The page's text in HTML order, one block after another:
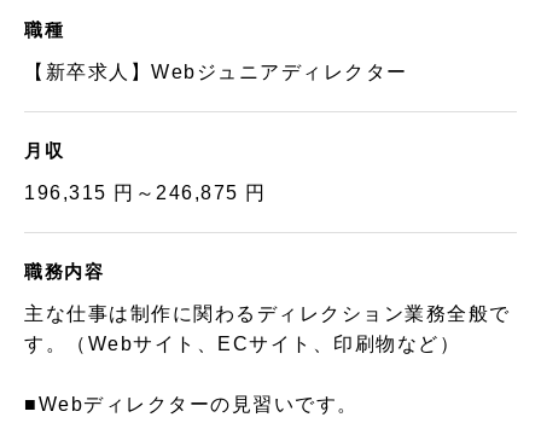
職種
【新卒求人】Webジュニアディレクター
月収
196,315 円～246,875 円
職務内容
主な仕事は制作に関わるディレクション業務全般で
す。（Webサイト、ECサイト、印刷物など）
■Webディレクターの見習いです。